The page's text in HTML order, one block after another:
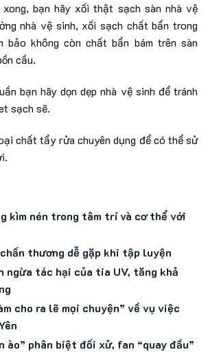
bạn hãy xối thật sạch sàn nhà vệ
nhà vệ sinh, xối sạch chất bẩn trong
bảo không còn chất bẩn bám trên sàn
cầu.
bạn hãy dọn dẹp nhà vệ sinh để tránh
sạch sẽ.
chất tẩy rửa chuyên dụng để có thể sử
kìm nén trong tâm trí và cơ thể với
thương dễ gặp khi tập luyện
ngừa tác hại của tia UV, tăng khả
cho ra lẽ mọi chuyện” về vụ việc
ào” phân biệt đối xử, fan “quay đầu”